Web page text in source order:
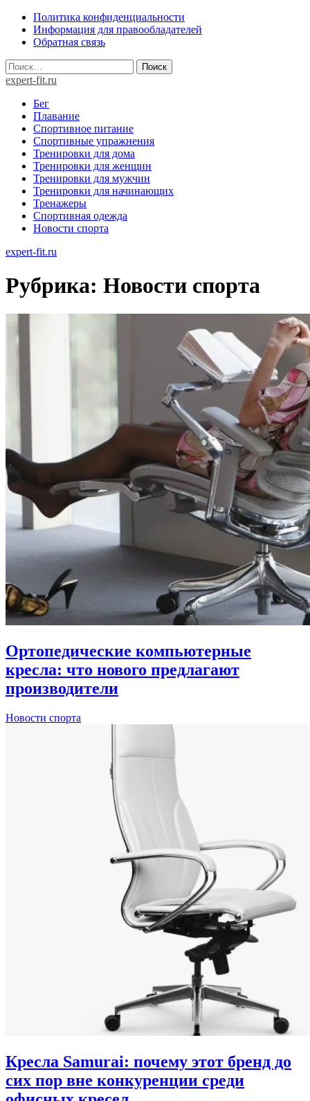
Skip
content
Политика конфиденциальности
Информация для правообладателей
Обратная связь
Найти:
expert-fit.ru
Бег
Плавание
Спортивное питание
Спортивные упражнения
Тренировки для дома
Тренировки для женщин
Тренировки для мужчин
Тренировки для начинающих
Тренажеры
Спортивная одежда
Новости спорта
expert-fit.ru
Рубрика: Новости спорта
Ортопедические компьютерные
кресла: что нового предлагают
производители
Новости спорта
Кресла Samurai: почему этот бренд до
сих пор вне конкуренции среди